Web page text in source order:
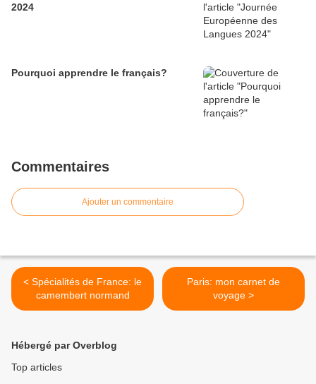
2024
Pourquoi apprendre le français?
Commentaires
Ajouter un commentaire
< Spécialités de France: le
camembert normand
Paris: mon carnet de
voyage >
Hébergé par Overblog
Top articles